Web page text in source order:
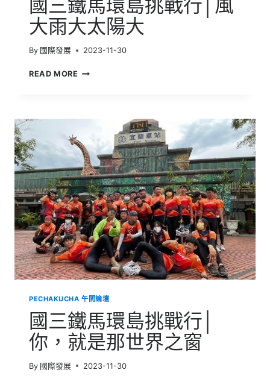
驗
營
│
遊
半
國三鐵馬環島挑戰行│風
大雨大太陽大
By 國際發展 2023-11-30
READ MORE 國
環
挑
戰
行
│
風
大
雨
大
太
陽
大
PECHAKUCHA 午間論壇
國三鐵馬環島挑戰行│
你，就是那世界之窗
By 國際發展 2023-11-30